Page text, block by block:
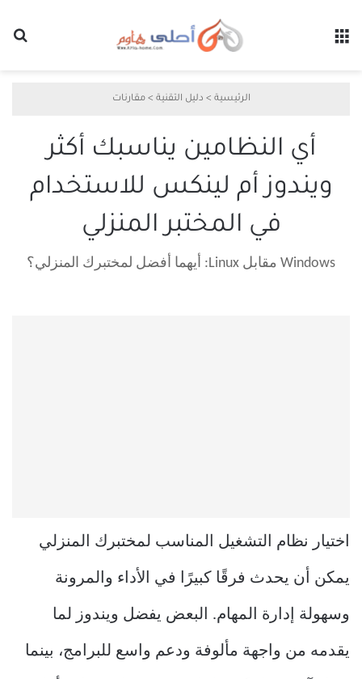
الرئيسية > دليل التقنية > مقارنات
أي النظامين يناسبك أكثر
ويندوز أم لينكس للاستخدام
في المختبر المنزلي
Windows مقابل Linux: أيهما أفضل لمختبرك المنزلي؟
اختيار نظام التشغيل المناسب لمختبرك المنزلي
يمكن أن يحدث فرقًا كبيرًا في الأداء والمرونة
وسهولة إدارة المهام. البعض يفضل ويندوز لما
يقدمه من واجهة مألوفة ودعم واسع للبرامج، بينما